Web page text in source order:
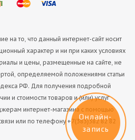
на то, что данный интернет-сайт носит
характер и ни при каких условиях
и цены, размещенные на сайте, не
определяемой положениями статьи
РФ. Для получения подробной
и стоимости товаров и (или) услуг
интернет-магазина с помощью
или по телефону +7(383)382 82 82
Онлайн-
запись